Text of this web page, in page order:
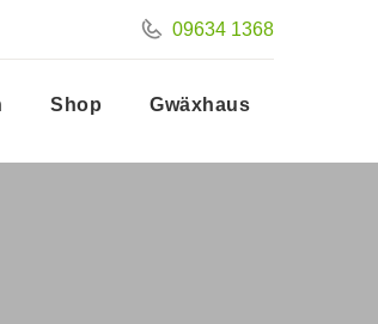
09634 1368
Shop Gwäxhaus